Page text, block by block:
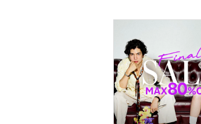
インテリア・生活雑貨
スマホグッズ・オーディ
オ機器
スポーツ・アウトドア用
品